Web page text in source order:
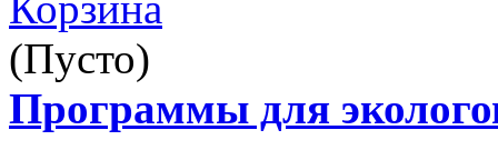
(Пусто)
Программы для